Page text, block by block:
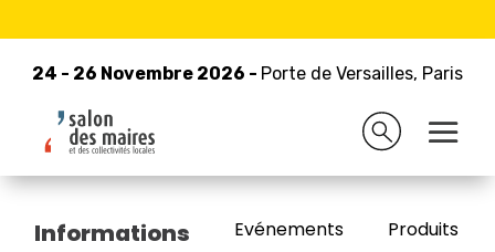
24 - 26 Novembre 2026 - Porte de Versailles, Paris
24 - 26 Novembre 2026 - Porte de Versailles, Paris
Retour à la liste des exposants
SAS TAPIERO
Informations Evénements Produits/